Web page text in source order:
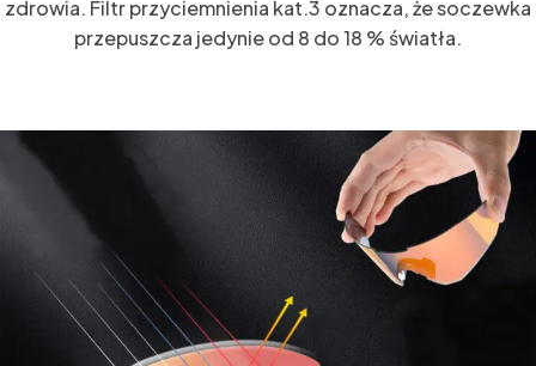
zdrowia. Filtr przyciemnienia kat.3 oznacza, że soczewka
przepuszcza jedynie od 8 do 18 % światła.